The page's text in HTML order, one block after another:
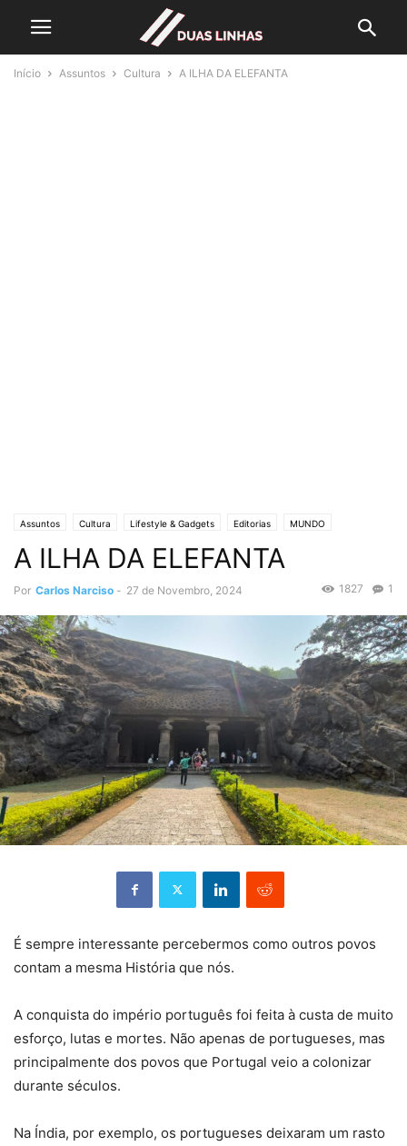
Início Assuntos Cultura A ILHA DA ELEFANTA
Assuntos Cultura Lifestyle & Gadgets Editorias MUNDO
Crónicas de Opinião O ESTADO da ARTE
A ILHA DA ELEFANTA
Por Carlos Narciso - 27 de Novembro, 2024 1
1827
É sempre interessante percebermos como outros povos
contam a mesma História que nós.
A conquista do império português foi feita à custa de muito
esforço, lutas e mortes. Não apenas de portugueses, mas
principalmente dos povos que Portugal veio a colonizar
durante séculos.
Na Índia, por exemplo, os portugueses deixaram um rasto